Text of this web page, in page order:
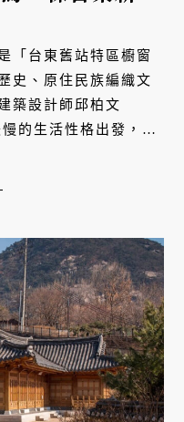
「台東舊站特區櫥窗
史、原住民族編織文
築設計師邱柏文
的生活性格出發，讓